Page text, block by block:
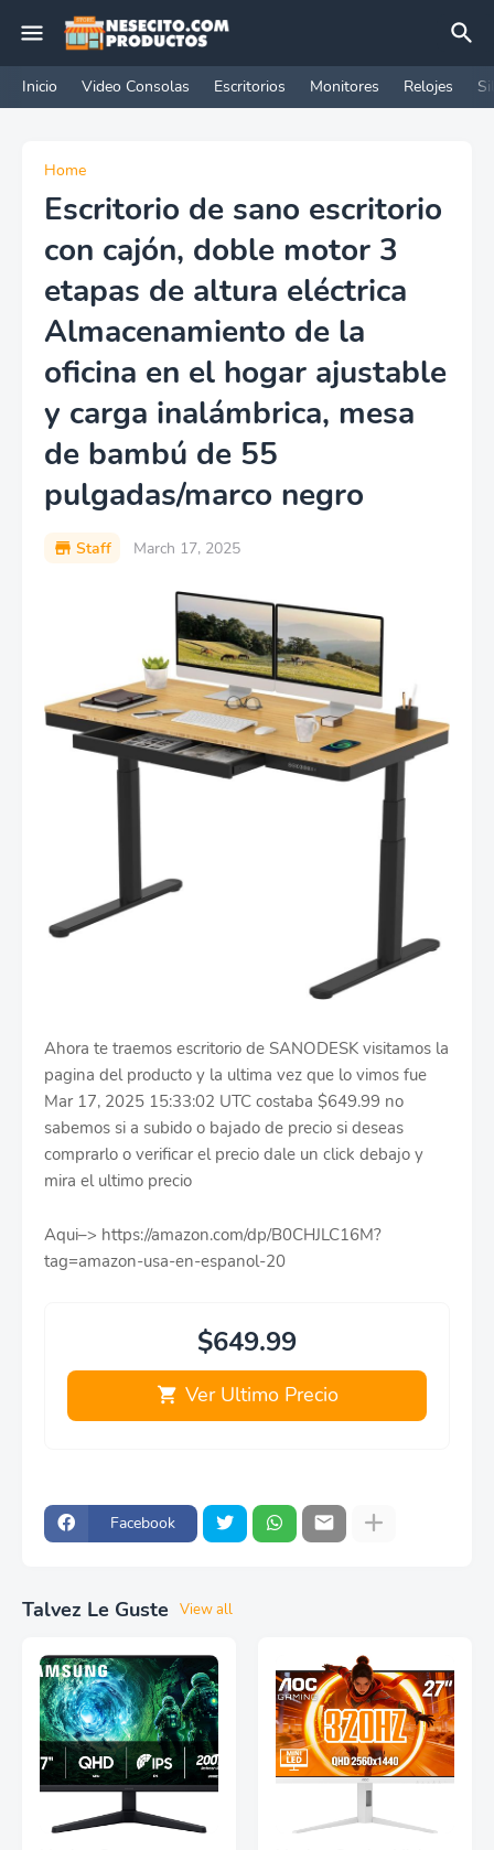
Inicio Video Consolas Escritorios Monitores Relojes
Home
Escritorio de sano escritorio
con cajón, doble motor 3
etapas de altura eléctrica
Almacenamiento de la
oficina en el hogar ajustable
y carga inalámbrica, mesa
de bambú de 55
pulgadas/marco negro
Staff March 17, 2025
Ahora te traemos escritorio de SANODESK visitamos la
pagina del producto y la ultima vez que lo vimos fue
Mar 17, 2025 15:33:02 UTC costaba $649.99 no
sabemos si a subido o bajado de precio si deseas
comprarlo o verificar el precio dale un click debajo y
mira el ultimo precio
Aqui–> https://amazon.com/dp/B0CHJLC16M?
tag=amazon-usa-en-espanol-20
$649.99
Ver Ultimo Precio
Facebook
Talvez Le Guste View all